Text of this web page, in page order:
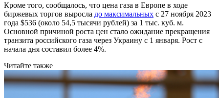
Кроме того, сообщалось, что цена газа в Европе в ходе
биржевых торгов выросла до максимальных с 27 ноября 2023
года $536 (около 54,5 тысячи рублей) за 1 тыс. куб. м.
Основной причиной роста цен стало ожидание прекращения
транзита российского газа через Украину с 1 января. Рост с
начала дня составил более 4%.
Читайте также